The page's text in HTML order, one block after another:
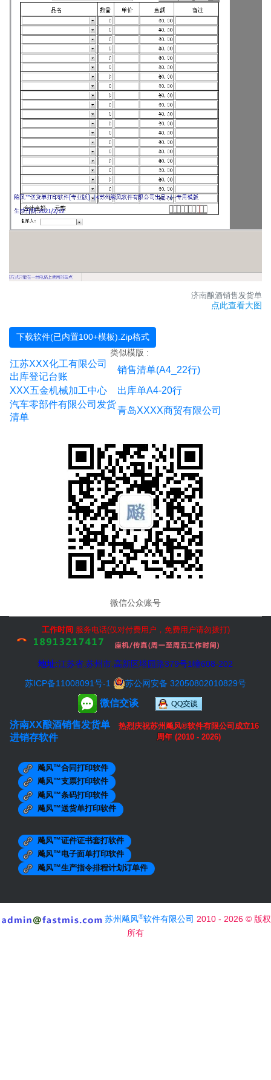
XXX家具送货单
北京XXXXX家具有限公司（床垫送货单）
时尚布艺沙发销货清单
青岛XX床垫厂出库销售单
马鞍山市家具销售单
家具销货清单
床垫送货单
食品行业
XXX粮油有限公司送货单
XXX县XXX食品发货单
XXX调味品20行送货单
XXXXX食品有限公司
糖果出库清单
XXX市XXX食品
XXX县XXXX食品
定州市XXXXX食品
XXXX馅料食品
XXXXXX粮油批发部
常州XXXXXX面粉
北京XXXXXX酒业
食品有限公司产品出库单
XXX市XXX食品有限公司送货单
XXXXXX装饰
XXX五金锁具销售单
XX沙场送货单
XXXX涂料
12行五金建材送货单
打桩送货单
XXXXX五金加工厂送货单
重庆市石材厂
XXXXX沙场
XXX涂料
陶瓷瓷砖地砖送货调拨单
湖州XX防水材料有限公司
河北XXX建材有限公司送货单
常熟市xx防火板销售单
深圳市五金建材有限公司
上海XXX新型建材有限公司
唐山XXX钢管收款收据
深圳XXX灯饰送货单
山东XXX新型建材有限责任公司发货单
无锡XXX不锈钢有限公司销售单
XXX铜业有限公司送货单
XXX不锈钢材料销售清单
XXX五金电镀厂送货单
五金电镀厂送货单
山东新型建材有限责任公司发货单
大连旅顺构件厂销售出库单
XX石业产品出库单
装饰材料销售清单
无锡XX加工中心产品出库清单
石材销货清单
建材公司销货清单
瓷砖调拨单
医药单据
XXX生物科技有限公司销售发货单
北京XXXXX生物
保定XXXX医疗
安徽XXXXX医药
太原市药业出库复核单
山西医药公司出库单
清远市药业出库单
吉林市药业出库复核单
安徽医药出库复核单
济南酿酒销售发货单
点此查看大图
下载软件(已内置100+模板).Zip格式
类似模版 :
江苏XXX化工有限公司
出库登记台账
销售清单(A4_22行)
XXX五金机械加工中心
出库单A4-20行
汽车零部件有限公司发货
清单
青岛XXXX商贸有限公司
微信公众账号
工作时间服务电话(仅对付费用户，免费用户请勿拨打)
地址:江苏省. 苏州市 .高新区塔园路379号1幢608-202
苏ICP备11008091号-1
苏公网安备 32050802010829号
微信交谈
济南XX酿酒销售发货单
进销存软件
热烈庆祝苏州飚风®软件有限公司成立16
周年 (2010 - 2026)
飚风™合同打印软件
飚风™支票打印软件
飚风™条码打印软件
飚风™送货单打印软件
飚风™证件证书套打软件
飚风™电子面单打印软件
飚风™生产指令排程计划订单件
苏州飚风®软件有限公司 2010 - 2026 © 版权
所有